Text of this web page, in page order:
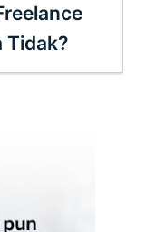
Tidak?